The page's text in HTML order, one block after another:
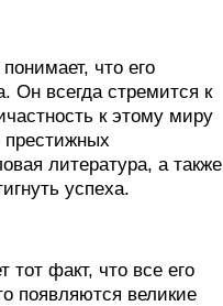
что его
Он всегда стремится к
к этому миру
престижных
литература, а также
успеха.
тот факт, что все его
появляются великие